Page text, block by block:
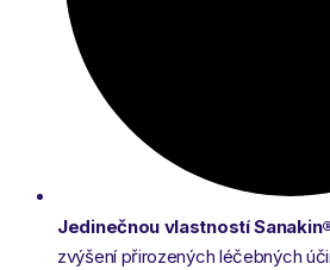
Jedinečnou vlastností
zvýšení přirozených léčebných